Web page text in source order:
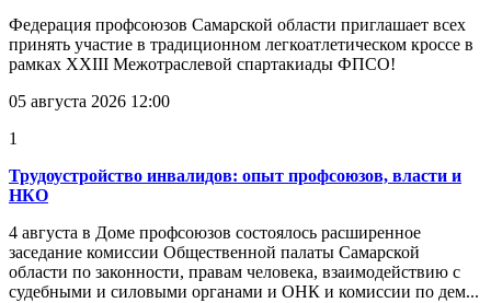
Федерация профсоюзов Самарской области приглашает всех
принять участие в традиционном легкоатлетическом кроссе в
рамках XXIII Межотраслевой спартакиады ФПСО!
05 августа 2026 12:00
1
Трудоустройство инвалидов: опыт профсоюзов, власти и
НКО
4 августа в Доме профсоюзов состоялось расширенное
заседание комиссии Общественной палаты Самарской
области по законности, правам человека, взаимодействию с
судебными и силовыми органами и ОНК и комиссии по дем...